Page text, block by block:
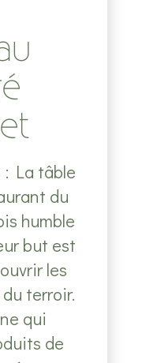
La tâble
du
humble
but est
les
terroir.
qui
de